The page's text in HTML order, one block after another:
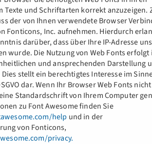
Texte und Schriftarten korrekt anzuzeigen.
der von Ihnen verwendete Browser
Fonticons, Inc. aufnehmen. Hierdurch
darüber, dass über Ihre IP-Adresse
wurde. Die Nutzung von Web Fonts erfolgt
und ansprechenden Darstellung
stellt ein berechtigtes Interesse im
dar. Wenn Ihr Browser Web Fonts nicht
Standardschrift von Ihrem Computer
zu Font Awesome finden Sie
help und in der
von Fonticons,
privacy.